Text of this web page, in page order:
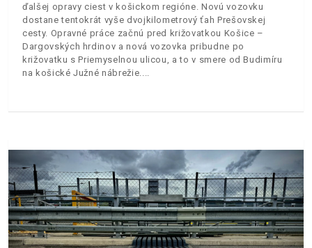
ďalšej opravy ciest v košickom regióne. Novú vozovku
dostane tentokrát vyše dvojkilometrový ťah Prešovskej
cesty. Opravné práce začnú pred križovatkou Košice –
Dargovských hrdinov a nová vozovka pribudne po
križovatku s Priemyselnou ulicou, a to v smere od Budimíru
na košické Južné nábrežie.